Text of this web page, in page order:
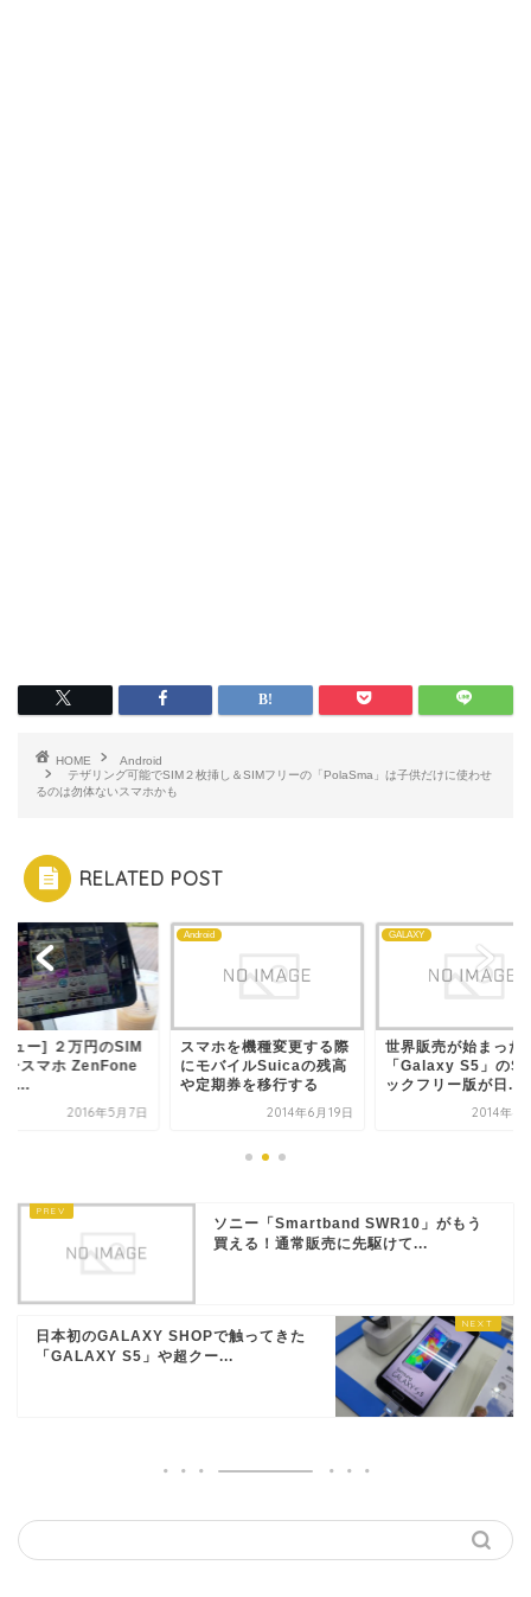
HOME
Android
テザリング可能でSIM２枚挿し＆SIMフリーの「PolaSma」は子供だけに使わせ
るのは勿体ないスマホかも
RELATED POST
ュー] ２万円のSIM
ースマホ ZenFone
...
2016年5月7日
Android
スマホを機種変更する際
にモバイルSuicaの残高
や定期券を移行する
2014年6月19日
GALAXY
世界販売が始まった
「Galaxy S5」の
ックフリー版が日...
2014年4
ソニー「Smartband SWR10」がもう
買える！通常販売に先駆けて...
日本初のGALAXY SHOPで触ってきた
「GALAXY S5」や超クー...